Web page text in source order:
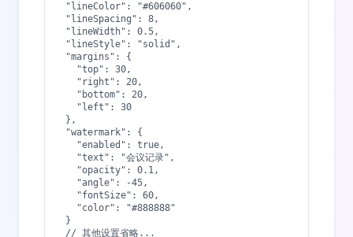
  "lineColor": "#606060",
  "lineSpacing": 8,
  "lineWidth": 0.5,
  "lineStyle": "solid",
  "margins": {
    "top": 30,
    "right": 20,
    "bottom": 20,
    "left": 30
  },
  "watermark": {
    "enabled": true,
    "text": "会议记录",
    "opacity": 0.1,
    "angle": -45,
    "fontSize": 60,
    "color": "#888888"
  }
  // 其他设置省略...